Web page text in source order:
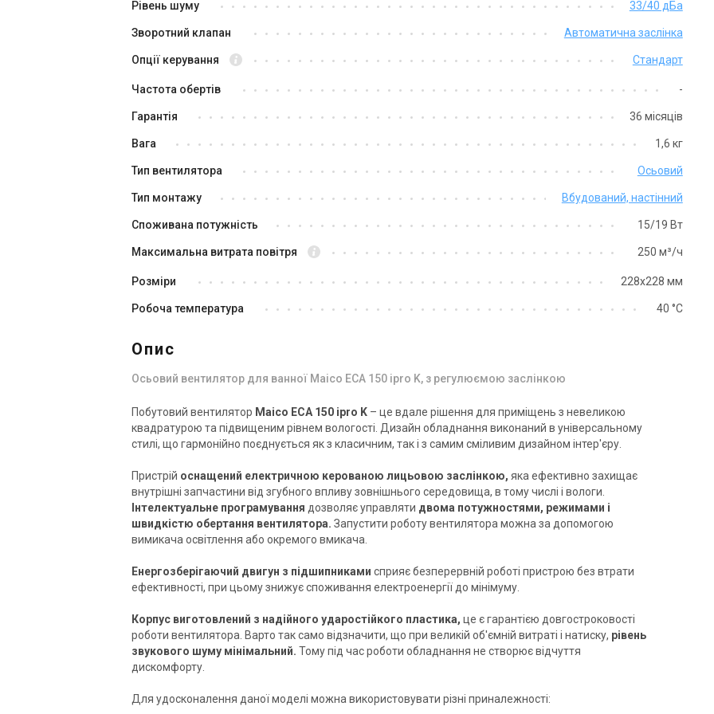
Акція
Вентилятор для ванної Maico
ECA 100 ipro KB
18 688 грн
Акція
14 280 грн 17 540 грн
Акція
Вентилятор для ванної Maico
ECA 100 ipro RC
31 216 грн
В наявності
Німеччина
Вентилятор для ванної Maico
ECA 150 ipro
Ціна
Купити
Німеччина
Вентилятор для ванної Maico
ECA 150 ipro B
Ціна
Купити
Німеччина
Вентилятор для ванної Maico
ECA 150 ipro H
В наявності Відгуки 2 В наявності Відгуки 3
Рівень шуму 33/40 дБа
Зворотний клапан Автоматична заслінка
Опції керування Стандарт
Частота обертів -
Гарантія 36 місяців
Вага 1,6 кг
Тип вентилятора Осьовий
Тип монтажу Вбудований, настінний
Споживана потужність 15/19 Вт
Максимальна витрата повітря 250 м³/ч
Розміри 228х228 мм
Робоча температура 40 °C
Опис
Осьовий вентилятор для ванної Maico ECA 150 ipro K, з регулюємою заслінкою
Побутовий вентилятор Maico ECA 150 ipro K – це вдале рішення для приміщень з невеликою
квадратурою та підвищеним рівнем вологості. Дизайн обладнання виконаний в універсальному
стилі, що гармонійно поєднується як з класичним, так і з самим сміливим дизайном інтер'єру.
Пристрій оснащений електричною керованою лицьовою заслінкою, яка ефективно захищає
внутрішні запчастини від згубного впливу зовнішнього середовища, в тому числі і вологи.
Інтелектуальне програмування дозволяє управляти двома потужностями, режимами і
швидкістю обертання вентилятора. Запустити роботу вентилятора можна за допомогою
вимикача освітлення або окремого вмикача.
Енергозберігаючий двигун з підшипниками сприяє безперервній роботі пристрою без втрати
ефективності, при цьому знижує споживання електроенергії до мінімуму.
Корпус виготовлений з надійного ударостійкого пластика, це є гарантією довгостроковості
роботи вентилятора. Варто так само відзначити, що при великій об'ємній витраті і натиску, рівень
звукового шуму мінімальний. Тому під час роботи обладнання не створює відчуття
дискомфорту.
Для удосконалення даної моделі можна використовувати різні приналежності: